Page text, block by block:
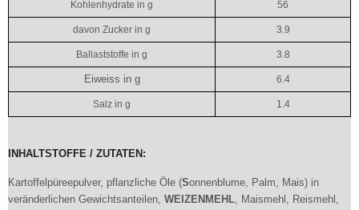
Kohlenhydrate in g 56
davon Zucker in g 3.9
Ballaststoffe in g 3.8
Eiweiss in g 6.4
Salz in g 1.4
INHALTSTOFFE / ZUTATEN:
Kartoffelpüreepulver, pflanzliche Öle (Sonnenblume, Palm, Mais) in
veränderlichen Gewichtsanteilen, WEIZENMEHL, Maismehl, Reismehl,